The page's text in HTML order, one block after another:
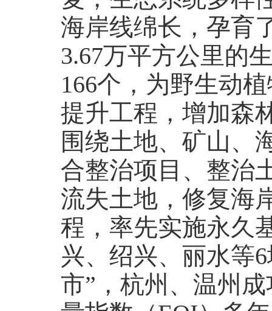
海岸线绵长，孕育
3.67万平方公里的
166个，为野生动
提升工程，增加森
围绕土地、矿山、
合整治项目、整治
流失土地，修复海
程，率先实施永久
兴、绍兴、丽水等
市”，杭州、温州